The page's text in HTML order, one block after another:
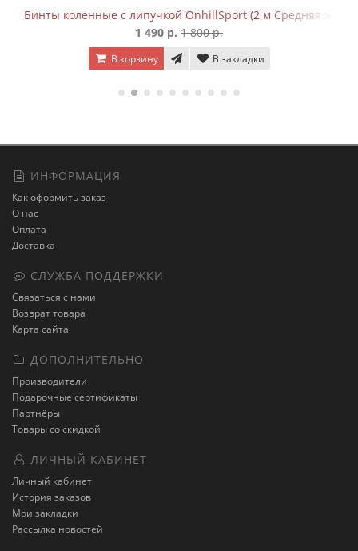
Бинты коленные с липучкой OnhillSport (2 м Средняя
1 490 р. 1 800 р.
В корзину В закладки
ИНФОРМАЦИЯ
Как оформить заказ
О нас
Оплата
Доставка
СЛУЖБА ПОДДЕРЖКИ
Связаться с нами
Возврат товара
Карта сайта
ДОПОЛНИТЕЛЬНО
Производители
Подарочные сертификаты
Партнёры
Товары со скидкой
ЛИЧНЫЙ КАБИНЕТ
Личный кабинет
История заказов
Мои закладки
Рассылка новостей